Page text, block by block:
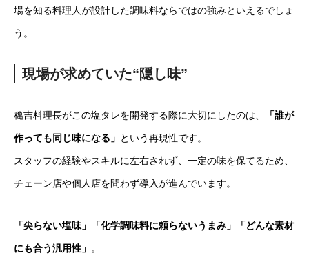
場を知る料理人が設計した調味料ならではの強みといえるでしょ
う。
現場が求めていた“隠し味”
穐吉料理長がこの塩タレを開発する際に大切にしたのは、 「誰が
作っても同じ味になる」 という再現性です。
スタッフの経験やスキルに左右されず、一定の味を保てるため、
チェーン店や個人店を問わず導入が進んでいます。
「尖らない塩味」「化学調味料に頼らないうまみ」「どんな素材
にも合う汎用性」 。